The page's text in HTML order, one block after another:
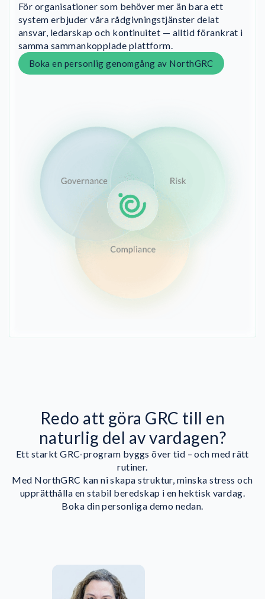
För organisationer som behöver mer än bara ett
system erbjuder våra rådgivningstjänster delat
ansvar, ledarskap och kontinuitet — alltid förankrat i
samma sammankopplade plattform.
Boka en personlig genomgång av NorthGRC
Redo att göra GRC till en
naturlig del av vardagen?
Ett starkt GRC-program byggs över tid – och med rätt
rutiner.
Med NorthGRC kan ni skapa struktur, minska stress och
upprätthålla en stabil beredskap i en hektisk vardag.
Boka din personliga demo nedan.